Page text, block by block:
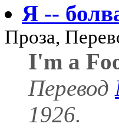
Я --
Проза,
I'm a
Перевод
1926.